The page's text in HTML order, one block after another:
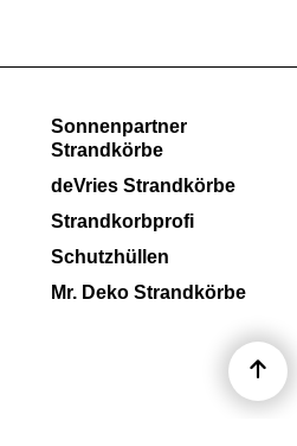
Sonnenpartner
Strandkörbe
deVries Strandkörbe
Strandkorbprofi
Schutzhüllen
Mr. Deko Strandkörbe